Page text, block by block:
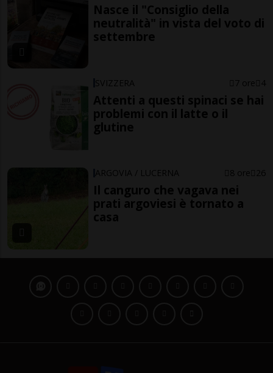
Nasce il "Consiglio della
neutralità" in vista del voto di
settembre
SVIZZERA 7 ore 4
Attenti a questi spinaci se hai
problemi con il latte o il
glutine
ARGOVIA / LUCERNA 8 ore 26
Il canguro che vagava nei
prati argoviesi è tornato a
casa